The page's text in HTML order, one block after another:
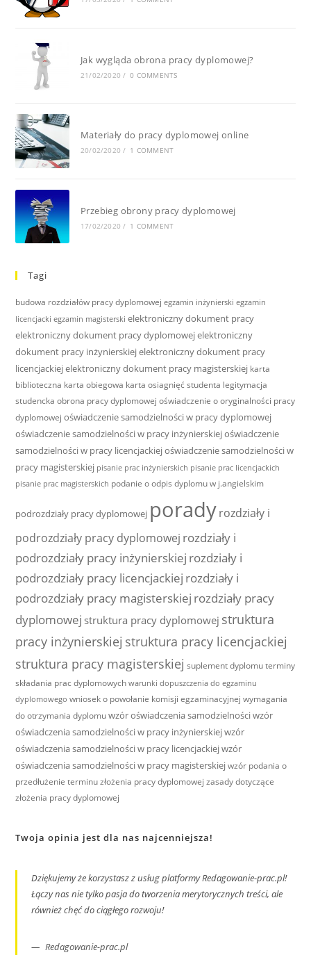
Jak wygląda obrona pracy dyplomowej?
21/02/2020 / 0 COMMENTS
Materiały do pracy dyplomowej online
20/02/2020 / 1 COMMENT
Przebieg obrony pracy dyplomowej
17/02/2020 / 1 COMMENT
Tagi
budowa rozdziałów pracy dyplomowej egzamin inżynierski egzamin
licencjacki egzamin magisterski elektroniczny dokument pracy
elektroniczny dokument pracy dyplomowejelektroniczny
dokument pracy inżynierskiejelektroniczny dokument pracy
licencjackiejelektroniczny dokument pracy magisterskiej karta
biblioteczna karta obiegowa karta osiagnięć studenta legitymacja
studencka obrona pracy dyplomowej oświadczenie o oryginalności pracy
dyplomowej oświadczenie samodzielności w pracy dyplomowej
oświadczenie samodzielności w pracy inżynierskiejoświadczenie
samodzielności w pracy licencjackiejoświadczenie samodzielności w
pracy magisterskiej pisanie prac inżynierskich pisanie prac licencjackich
pisanie prac magisterskich podanie o odpis dyplomu w j.angielskim
podrozdziały pracy dyplomowej poradyrozdziały i
podrozdziały pracy dyplomowej rozdziały i
podrozdziały pracy inżynierskiej rozdziały i
podrozdziały pracy licencjackiej rozdziały i
podrozdziały pracy magisterskiej rozdziały pracy
dyplomowej struktura pracy dyplomowej struktura
pracy inżynierskiej struktura pracy licencjackiej
struktura pracy magisterskiej suplement dyplomu terminy
składania prac dyplomowych warunki dopuszczenia do egzaminu
dyplomowego wniosek o powołanie komisji egzaminacyjnej wymagania
do otrzymania dyplomu wzór oświadczenia samodzielnościwzór
oświadczenia samodzielności w pracy inżynierskiejwzór
oświadczenia samodzielności w pracy licencjackiejwzór
oświadczenia samodzielności w pracy magisterskiej wzór podania o
przedłużenie terminu złożenia pracy dyplomowej zasady dotyczące
złożenia pracy dyplomowej
Twoja opinia jest dla nas najcenniejsza!
Dziękujemy że korzystasz z usług platformy Redagowanie-prac.pl!
Łączy nas nie tylko pasja do tworzenia merytorycznych treści, ale
również chęć do ciągłego rozwoju!
Redagowanie-prac.pl